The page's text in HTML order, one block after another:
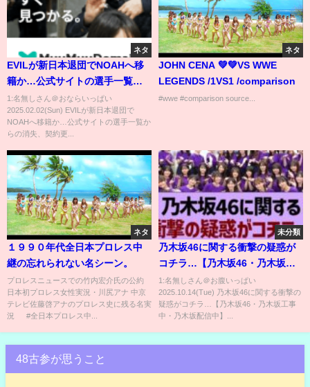
ネタ
EVILが新日本退団でNOAHへ移
籍か…公式サイトの選手一覧か
らの消失、契約更改の裏側、音
信不通の現在に騒然！鈴木軍ぶ
りのユニット出向に一同驚愕！
リング・ノア】
1:名無しさん＠おならいっぱい
2025.02.02(Sun) EVILが新日本退団で
NOAHへ移籍か…公式サイトの選手一覧か
らの消失、契約更...
ネタ
JOHN CENA 💚💚VS WWE
LEGENDS /1VS1 /comparison
#wwe #comparison source...
ネタ
１９９０年代全日本プロレス中
継の忘れられない名シーン。
プロレスニュースでの竹内宏介氏の公約
日本初プロレス女性実況・川尻アナ 中京
テレビ佐藤啓アナのプロレス史に残る名実
況 #全日本プロレス中...
未分類
乃木坂46に関する衝撃の疑惑が
コチラ…【乃木坂46・乃木坂工
事中・乃木坂配信中】
1:名無しさん＠お腹いっぱい
2025.10.14(Tue) 乃木坂46に関する衝撃の
疑惑がコチラ…【乃木坂46・乃木坂工事
中・乃木坂配信中】...
48古参が思うこと